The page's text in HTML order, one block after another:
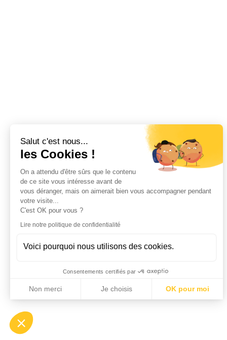
Salut c'est nous...
les Cookies !
On a attendu d'être sûrs que le contenu
de ce site vous intéresse avant de
vous déranger, mais on aimerait bien vous accompagner pendant
votre visite...
C'est OK pour vous ?
Lire notre politique de confidentialité
Voici pourquoi nous utilisons des cookies.
Consentements certifiés par
Non merci Je choisis OK pour moi
Plateforme de Gestion du Consentement : Personnalisez
Notre plateforme vous permet d'adapter et de gérer vos